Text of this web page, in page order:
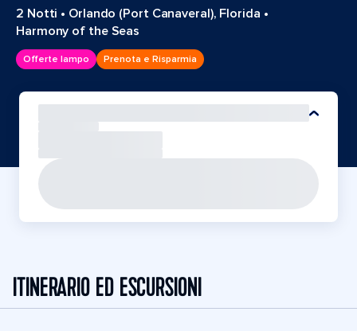
2 Notti • Orlando (Port Canaveral), Florida •
Harmony of the Seas
Offerte lampo Prenota e Risparmia
ITINERARIO ED ESCURSIONI